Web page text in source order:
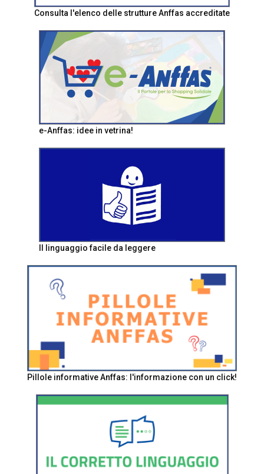
Consulta l'elenco delle strutture Anffas accreditate
e-Anffas: idee in vetrina!
Il linguaggio facile da leggere
Pillole informative Anffas: l'informazione con un click!